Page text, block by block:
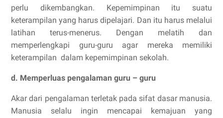
perlu dikembangkan. Kepemimpinan itu suatu
keterampilan yang harus dipelajari. Dan itu harus melalui
latihan terus-menerus. Dengan melatih dan
memperlengkapi guru-guru agar mereka memiliki
keterampilan dalam kepemimpinan sekolah.
d. Memperluas pengalaman guru – guru
Akar dari pengalaman terletak pada sifat dasar manusia.
Manusia selalu ingin mencapai kemajuan yang